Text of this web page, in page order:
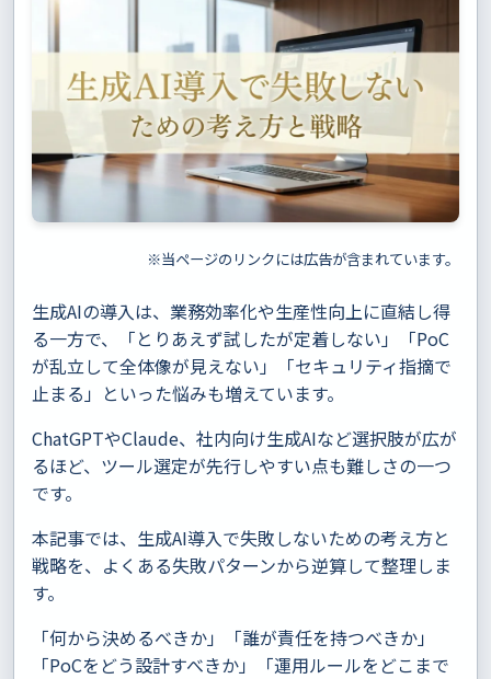
※当ページのリンクには広告が含まれています。
生成AIの導入は、業務効率化や生産性向上に直結し得
る一方で、「とりあえず試したが定着しない」「PoC
が乱立して全体像が見えない」「セキュリティ指摘で
止まる」といった悩みも増えています。
ChatGPTやClaude、社内向け生成AIなど選択肢が広が
るほど、ツール選定が先行しやすい点も難しさの一つ
です。
本記事では、生成AI導入で失敗しないための考え方と
戦略を、よくある失敗パターンから逆算して整理しま
す。
「何から決めるべきか」「誰が責任を持つべきか」
「PoCをどう設計すべきか」「運用ルールをどこまで